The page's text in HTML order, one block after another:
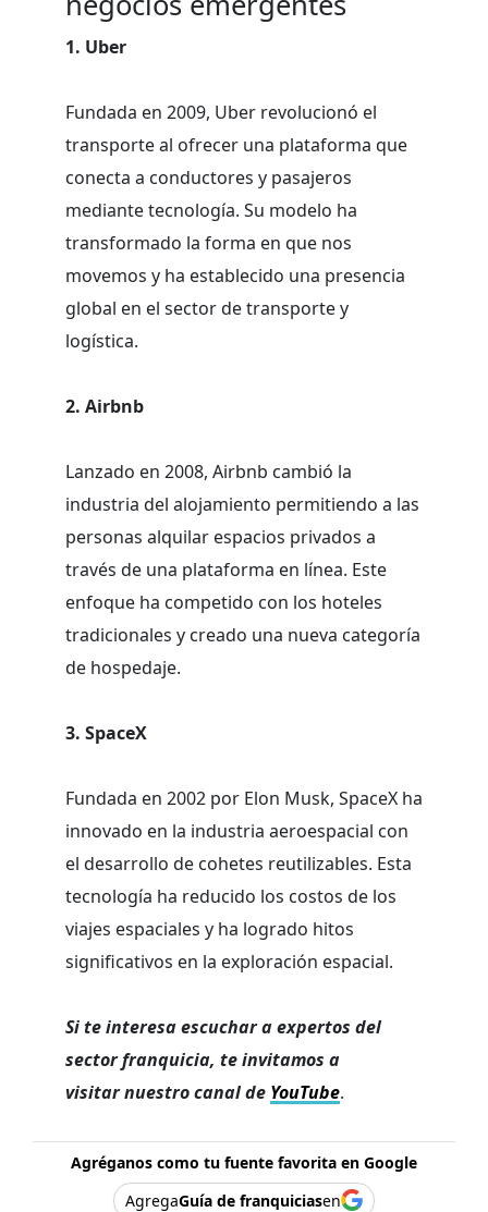
1. Uber
Fundada en 2009, Uber revolucionó el
transporte al ofrecer una plataforma que
conecta a conductores y pasajeros
mediante tecnología. Su modelo ha
transformado la forma en que nos
movemos y ha establecido una presencia
global en el sector de transporte y
logística.
2. Airbnb
Lanzado en 2008, Airbnb cambió la
industria del alojamiento permitiendo a las
personas alquilar espacios privados a
través de una plataforma en línea. Este
enfoque ha competido con los hoteles
tradicionales y creado una nueva categoría
de hospedaje.
3. SpaceX
Fundada en 2002 por Elon Musk, SpaceX ha
innovado en la industria aeroespacial con
el desarrollo de cohetes reutilizables. Esta
tecnología ha reducido los costos de los
viajes espaciales y ha logrado hitos
significativos en la exploración espacial.
Si te interesa escuchar a expertos del
sector franquicia, te invitamos a
visitar nuestro canal de YouTube.
Agréganos como tu fuente favorita en Google
AgregaGuía de franquiciasen